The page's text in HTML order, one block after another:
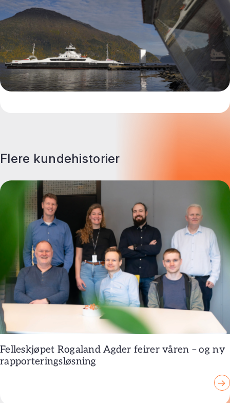
Flere kundehistorier
Felleskjøpet Rogaland Agder feirer våren – og ny
rapporteringsløsning
→